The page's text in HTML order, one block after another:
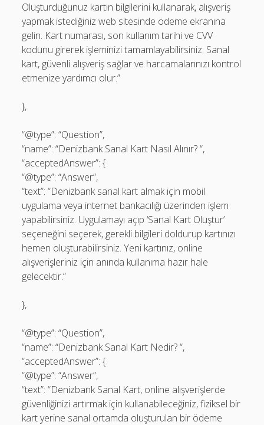
Oluşturduğunuz kartın bilgilerini kullanarak, alışveriş
yapmak istediğiniz web sitesinde ödeme ekranına
gelin. Kart numarası, son kullanım tarihi ve CVV
kodunu girerek işleminizi tamamlayabilirsiniz. Sanal
kart, güvenli alışveriş sağlar ve harcamalarınızı kontrol
etmenize yardımcı olur.”
},
“@type”: “Question”,
“name”: “Denizbank Sanal Kart Nasıl Alınır? “,
“acceptedAnswer”: {
“@type”: “Answer”,
“text”: “Denizbank sanal kart almak için mobil
uygulama veya internet bankacılığı üzerinden işlem
yapabilirsiniz. Uygulamayı açıp ‘Sanal Kart Oluştur’
seçeneğini seçerek, gerekli bilgileri doldurup kartınızı
hemen oluşturabilirsiniz. Yeni kartınız, online
alışverişleriniz için anında kullanıma hazır hale
gelecektir.”
},
“@type”: “Question”,
“name”: “Denizbank Sanal Kart Nedir? “,
“acceptedAnswer”: {
“@type”: “Answer”,
“text”: “Denizbank Sanal Kart, online alışverişlerde
güvenliğinizi artırmak için kullanabileceğiniz, fiziksel bir
kart yerine sanal ortamda oluşturulan bir ödeme